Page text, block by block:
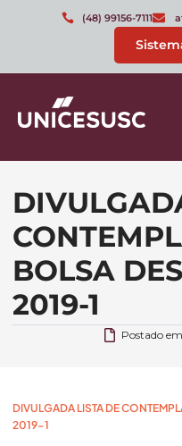
(48) 99156-7111
BOLSA
2019-1
Postado em
DIVULGADA LISTA DE
2019-1